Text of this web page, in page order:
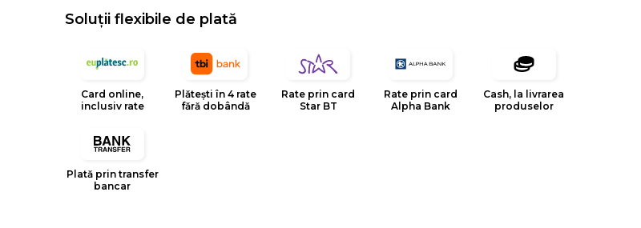
Soluții flexibile de plată
Card online,
inclusiv rate
Plătești în 4 rate
fără dobândă
Rate prin card
Star BT
Rate prin card
Alpha Bank
Cash, la livrarea
produselor
Plată prin transfer
bancar